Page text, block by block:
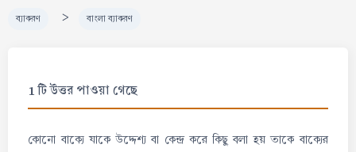
ব্যাকরণ > বাংলা ব্যাকরণ
1 টি উত্তর পাওয়া গেছে
কোনো বাক্যে যাকে উদ্দেশ্য বা কেন্দ্র করে কিছু বলা হয় তাকে বাক্যের